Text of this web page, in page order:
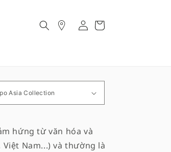
AccountCart
hứng từ văn hóa và
Nam...) và thường là